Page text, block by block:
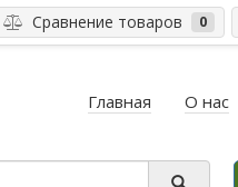
Сравнение товаров 0
Главная О нас